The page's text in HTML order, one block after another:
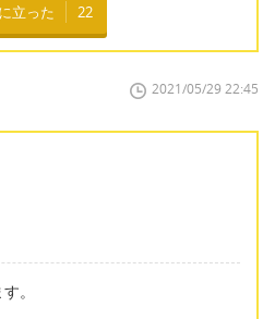
立った 22
2021/05/29 22:45
。